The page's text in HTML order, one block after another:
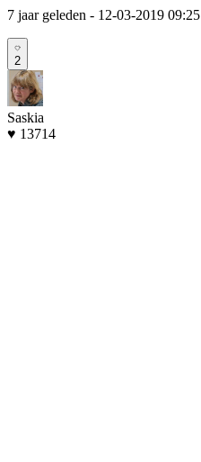
7 jaar geleden - 12-03-2019 09:25
2
Saskia
♥ 13714